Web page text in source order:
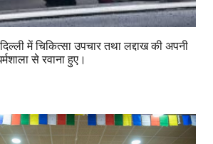
में चिकित्सा उपचार तथा लद्दाख की अपनी
से रवाना हुए।